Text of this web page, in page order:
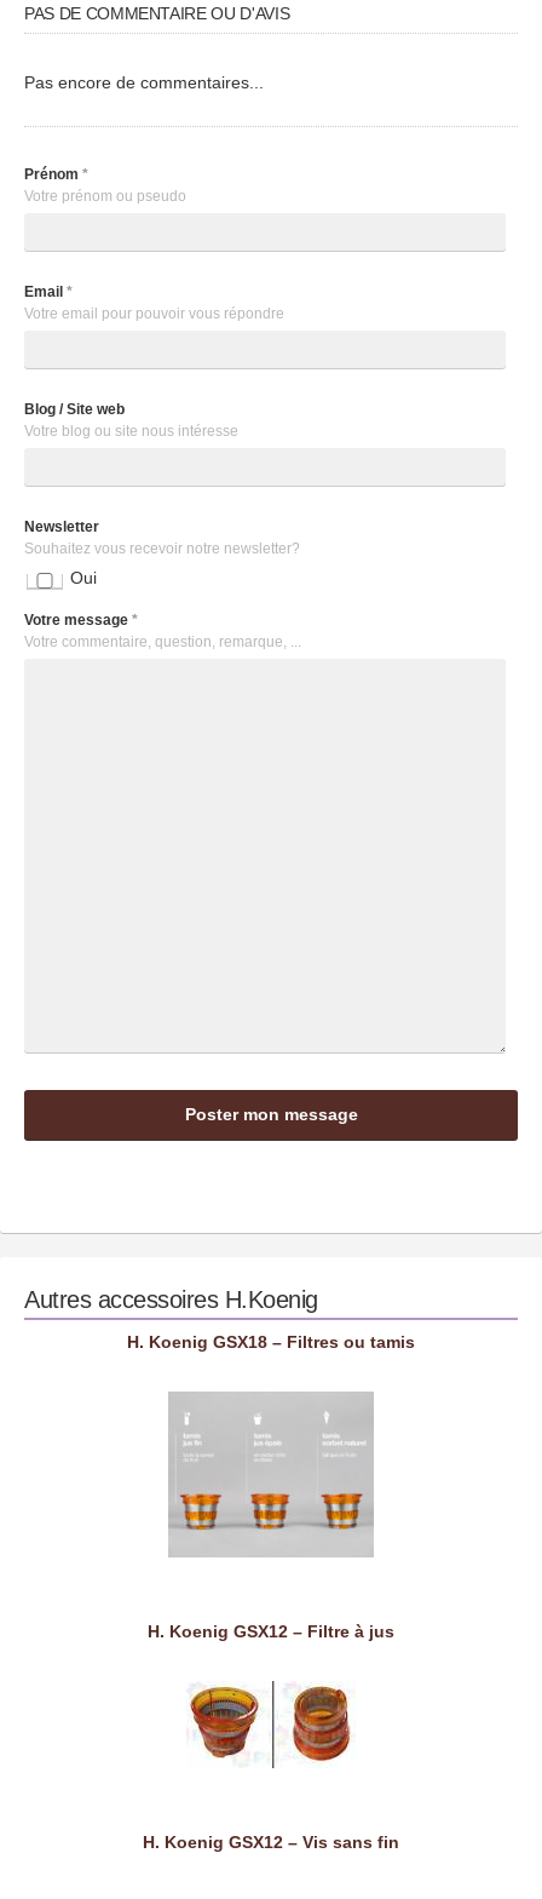
PAS DE COMMENTAIRE OU D'AVIS
Pas encore de commentaires...
Prénom *
Votre prénom ou pseudo
Email *
Votre email pour pouvoir vous répondre
Blog / Site web
Votre blog ou site nous intéresse
Newsletter
Souhaitez vous recevoir notre newsletter?
Oui
Votre message *
Votre commentaire, question, remarque, ...
Autres accessoires H.Koenig
H. Koenig GSX18 – Filtres ou tamis
H. Koenig GSX12 – Filtre à jus
H. Koenig GSX12 – Vis sans fin